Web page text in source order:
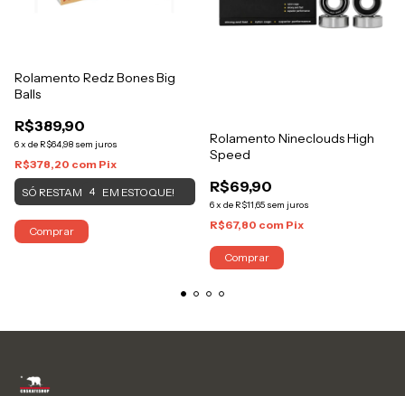
Rolamento Redz Bones Big
Balls
R$389,90
6x de R$64,98 sem juros
R$378,20 com Pix
SÓ RESTAM 4 EM ESTOQUE!
Comprar
Rolamento Nineclouds High
Speed
R$69,90
6x de R$11,65 sem juros
R$67,80 com Pix
Comprar